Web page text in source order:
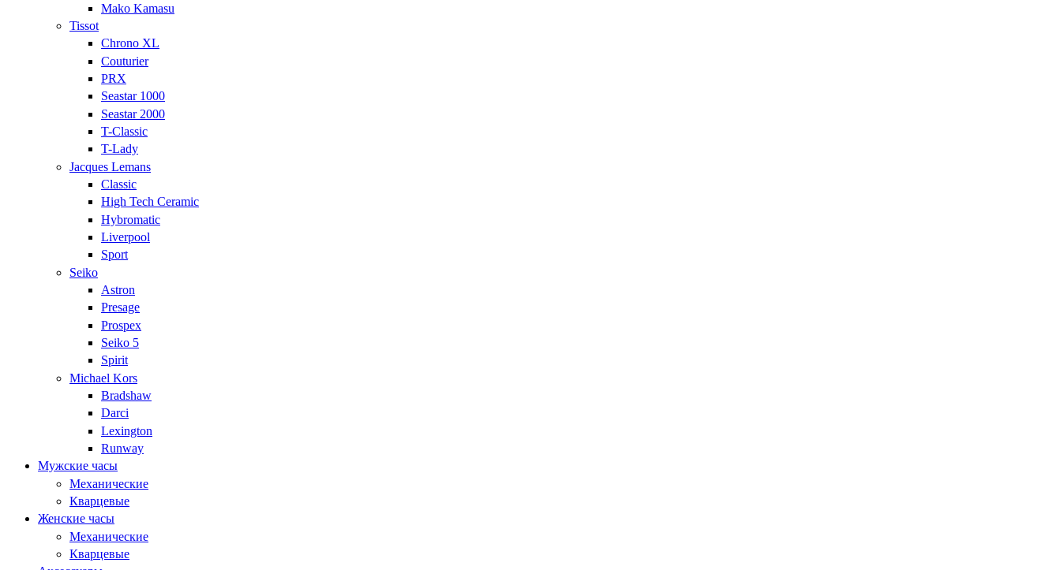
Mako Kamasu
Tissot
Chrono XL
Couturier
PRX
Seastar 1000
Seastar 2000
T-Classic
T-Lady
Jacques Lemans
Classic
High Tech Ceramic
Hybromatic
Liverpool
Sport
Seiko
Astron
Presage
Prospex
Seiko 5
Spirit
Michael Kors
Bradshaw
Darci
Lexington
Runway
Мужские часы
Механические
Кварцевые
Женские часы
Механические
Кварцевые